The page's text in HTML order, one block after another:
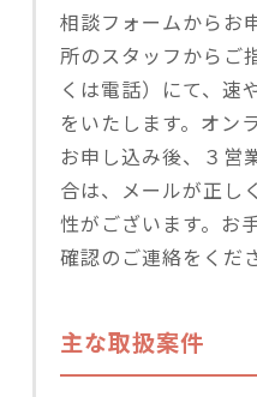
相談フォームからお
所のスタッフからご
くは電話）にて、速
をいたします。オン
お申し込み後、３営
合は、メールが正し
性がございます。お
確認のご連絡をくだ
主な取扱案件